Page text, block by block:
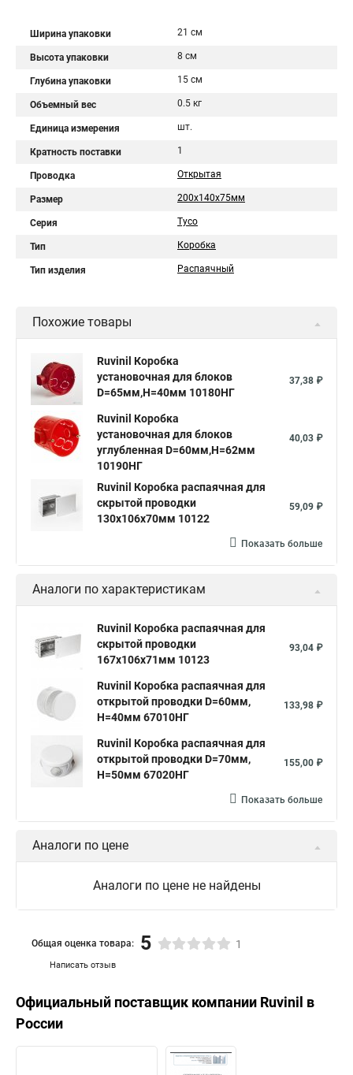
Ширина упаковки 21 см
Высота упаковки 8 см
Глубина упаковки 15 см
Объемный вес 0.5 кг
Единица измерения шт.
Кратность поставки 1
Проводка Открытая
Размер 200х140х75мм
Серия Тусо
Тип Коробка
Тип изделия Распаячный
Похожие товары
Ruvinil Коробка
установочная для блоков
D=65мм,H=40мм 10180НГ
37,38 ₽
Ruvinil Коробка
установочная для блоков
углубленная D=60мм,Н=62мм
10190НГ
40,03 ₽
Ruvinil Коробка распаячная для
скрытой проводки
130х106х70мм 10122
59,09 ₽
Показать больше
Аналоги по характеристикам
Ruvinil Коробка распаячная для
скрытой проводки
167х106х71мм 10123
93,04 ₽
Ruvinil Коробка распаячная для
открытой проводки D=60мм,
Н=40мм 67010НГ
133,98 ₽
Ruvinil Коробка распаячная для
открытой проводки D=70мм,
Н=50мм 67020НГ
155,00 ₽
Показать больше
Аналоги по цене
Аналоги по цене не найдены
Написать отзыв
Общая оценка товара: 5 1
Официальный поставщик компании Ruvinil в
России